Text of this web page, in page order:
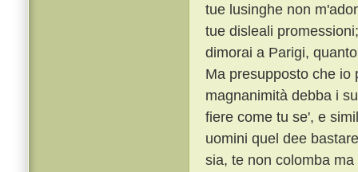
tue lusinghe non
tue disleali
dimorai a Parigi,
Ma presupposto che io
magnanimità debba i
fiere come tu se', e
uomini quel dee
sia, te non colomba